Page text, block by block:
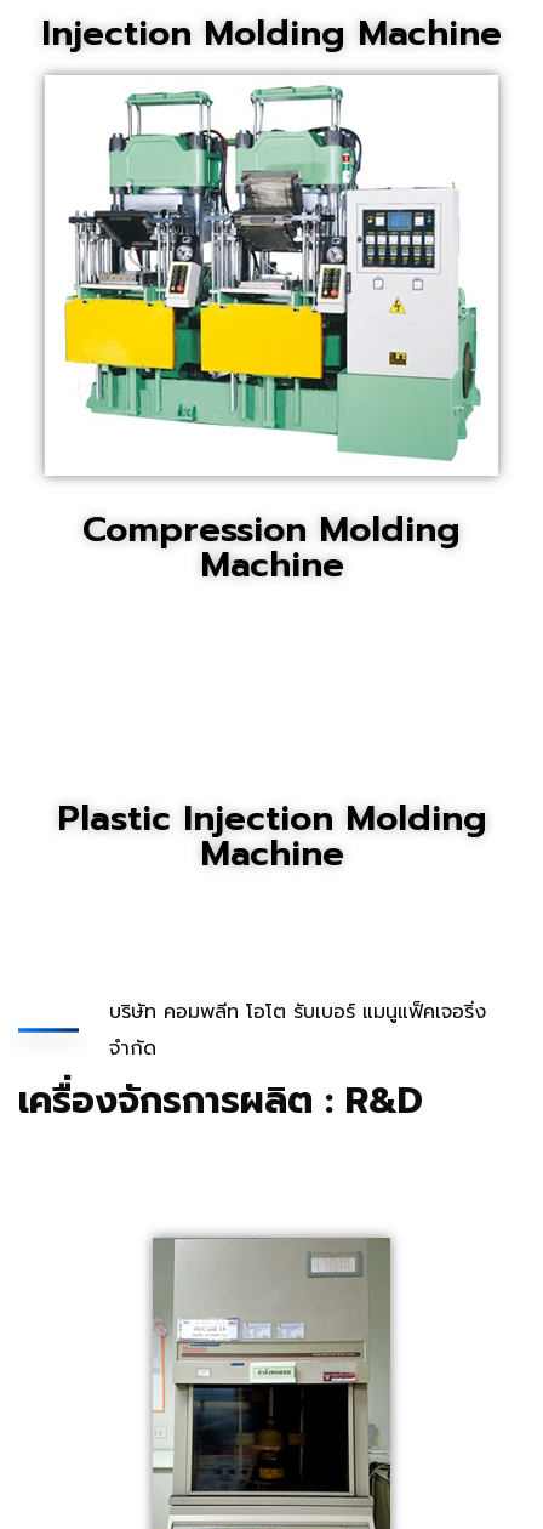
Injection Molding Machine
Compression Molding
Machine
Plastic Injection Molding
Machine
บริษัท คอมพลีท โอโต รับเบอร์ แมนูแฟ็คเจอริ่ง
จำกัด
เครื่องจักรการผลิต : R&D